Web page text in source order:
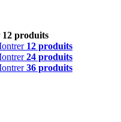
12 produits
12 produits
24 produits
36 produits